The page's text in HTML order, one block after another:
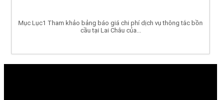
Mục Lục1 Tham khảo bảng báo giá chi phí dịch vụ thông tắc bồn
cầu tại Lai Châu của...